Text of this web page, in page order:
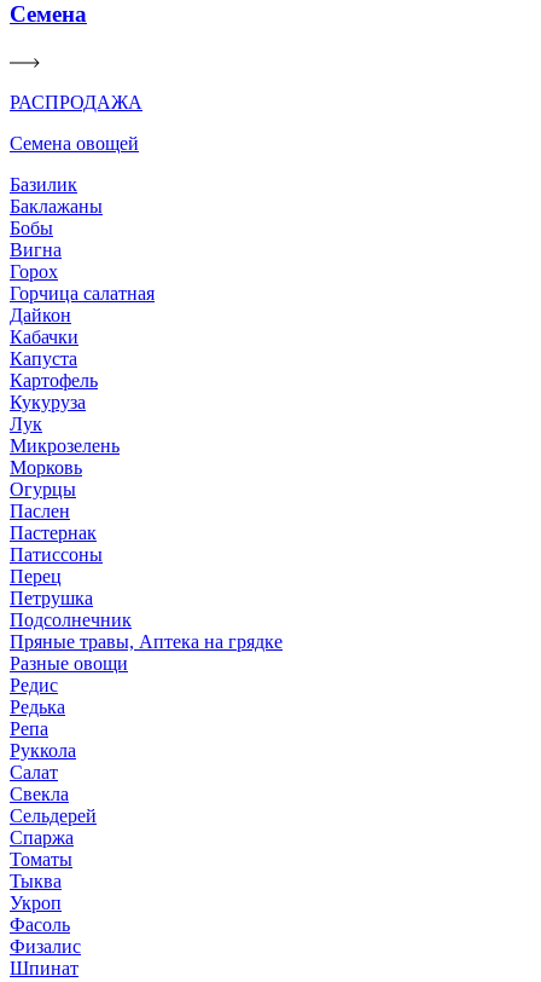
Семена
РАСПРОДАЖА
Семена овощей
Базилик
Баклажаны
Бобы
Вигна
Горох
Горчица салатная
Дайкон
Кабачки
Капуста
Картофель
Кукуруза
Лук
Микрозелень
Морковь
Огурцы
Паслен
Пастернак
Патиссоны
Перец
Петрушка
Подсолнечник
Пряные травы, Аптека на грядке
Разные овощи
Редис
Редька
Репа
Руккола
Салат
Свекла
Сельдерей
Спаржа
Томаты
Тыква
Укроп
Фасоль
Физалис
Шпинат